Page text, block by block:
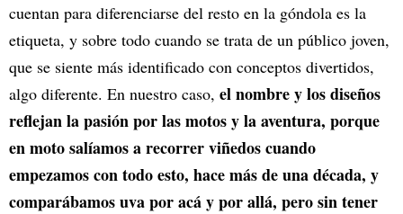
cuentan para diferenciarse del resto en la góndola es la
etiqueta, y sobre todo cuando se trata de un público joven,
que se siente más identificado con conceptos divertidos,
algo diferente. En nuestro caso, el nombre y los diseños
reflejan la pasión por las motos y la aventura, porque
en moto salíamos a recorrer viñedos cuando
empezamos con todo esto, hace más de una década, y
comparábamos uva por acá y por allá, pero sin tener